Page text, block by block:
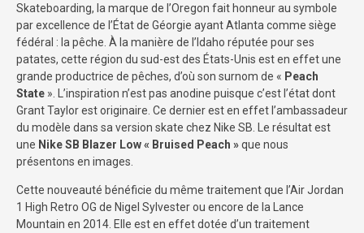
Skateboarding, la marque de l’Oregon fait honneur au symbole
par excellence de l’État de Géorgie ayant Atlanta comme siège
fédéral : la pêche. À la manière de l’Idaho réputée pour ses
patates, cette région du sud-est des États-Unis est en effet une
grande productrice de pêches, d’où son surnom de « Peach
State ». L’inspiration n’est pas anodine puisque c’est l’état dont
Grant Taylor est originaire. Ce dernier est en effet l’ambassadeur
du modèle dans sa version skate chez Nike SB. Le résultat est
une Nike SB Blazer Low « Bruised Peach »que nous
présentons en images.
Cette nouveauté bénéficie du même traitement que l’Air Jordan
1 High Retro OG de Nigel Sylvester ou encore de la Lance
Mountain en 2014. Elle est en effet dotée d’un traitement